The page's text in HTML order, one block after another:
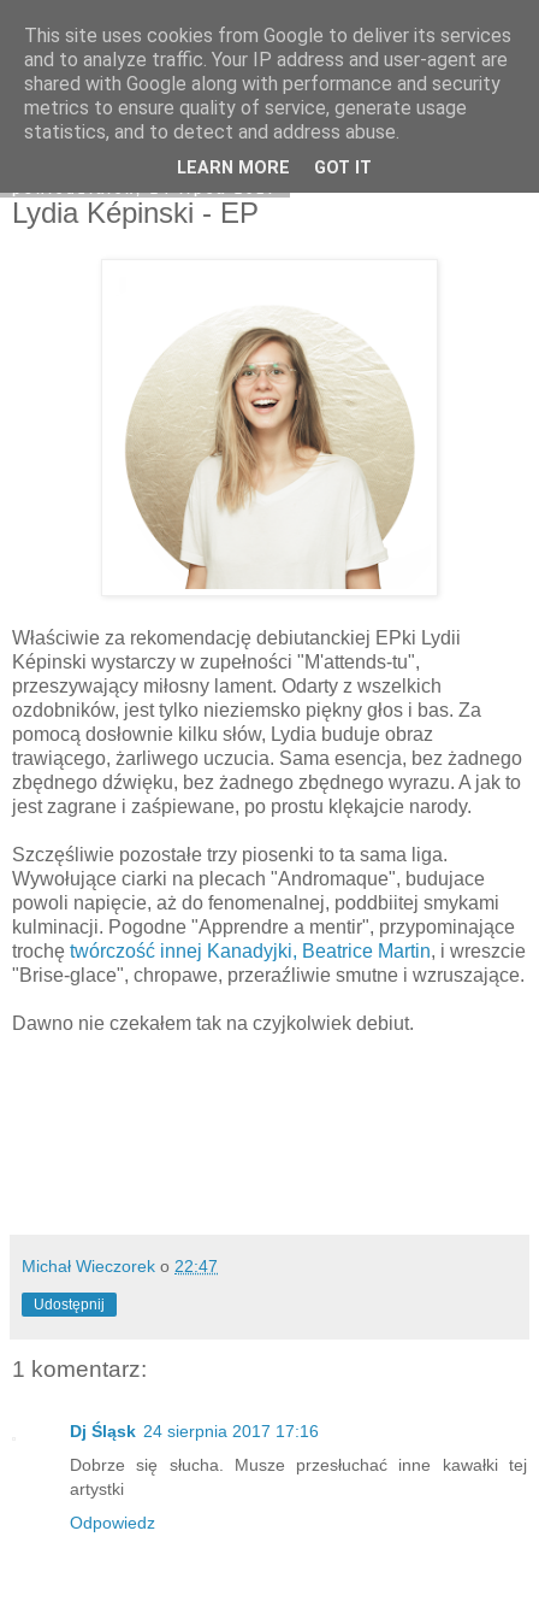
Na obrzeżach
Lydia Képinski - EP
Właściwie za rekomendację debiutanckiej EPki Lydii
Képinski wystarczy w zupełności "M'attends-tu",
przeszywający miłosny lament. Odarty z wszelkich
ozdobników, jest tylko nieziemsko piękny głos i bas. Za
pomocą dosłownie kilku słów, Lydia buduje obraz
trawiącego, żarliwego uczucia. Sama esencja, bez żadnego
zbędnego dźwięku, bez żadnego zbędnego wyrazu. A jak to
jest zagrane i zaśpiewane, po prostu klękajcie narody.
Szczęśliwie pozostałe trzy piosenki to ta sama liga.
Wywołujące ciarki na plecach "Andromaque", budujace
powoli napięcie, aż do fenomenalnej, poddbiitej smykami
kulminacji. Pogodne "Apprendre a mentir", przypominające
trochę twórczość innej Kanadyjki, Beatrice Martin, i wreszcie
"Brise-glace", chropawe, przeraźliwie smutne i wzruszające.
Dawno nie czekałem tak na czyjkolwiek debiut.
Michał Wieczorek o 22:47
Udostępnij
1 komentarz:
Dj Śląsk 24 sierpnia 2017 17:16
Dobrze się słucha. Musze przesłuchać inne kawałki tej
artystki
Odpowiedz
This site uses cookies from Google to deliver its services
and to analyze traffic. Your IP address and user-agent are
shared with Google along with performance and security
metrics to ensure quality of service, generate usage
statistics, and to detect and address abuse.
LEARN MORE GOT IT